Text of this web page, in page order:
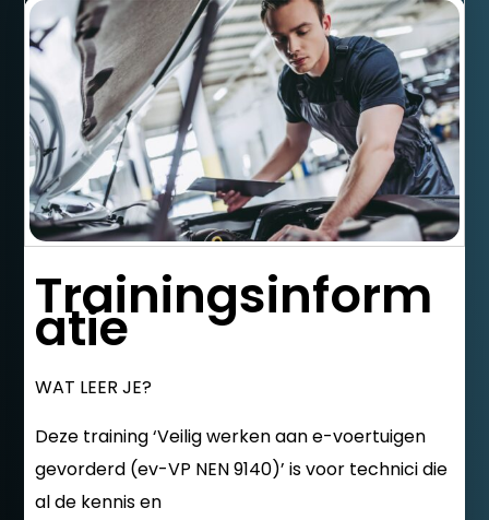
Trainingsinform
atie
WAT LEER JE?
Deze training ‘Veilig werken aan e-voertuigen
gevorderd (ev-VP NEN 9140)’ is voor technici die
al de kennis en